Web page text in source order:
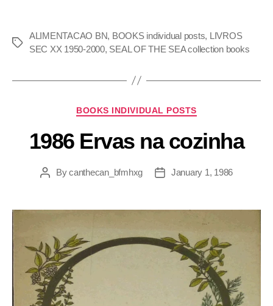
ALIMENTACAO BN, BOOKS individual posts, LIVROS
SEC XX 1950-2000, SEAL OF THE SEA collection books
BOOKS INDIVIDUAL POSTS
1986 Ervas na cozinha
Bycanthecan_bfmhxg January 1, 1986